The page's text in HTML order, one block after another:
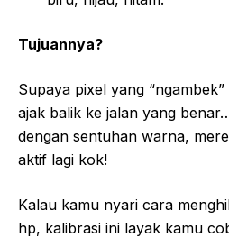
Tujuannya?
Supaya pixel yang
ajak balik ke jalan yang
dengan sentuhan warna,
aktif lagi kok!
Kalau kamu nyari cara
hp, kalibrasi ini layak kamu